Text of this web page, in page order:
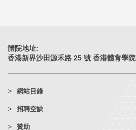
體院地址:
香港新界沙田源禾路 25 號 香港體育學院
網站目錄
招聘空缺
贊助